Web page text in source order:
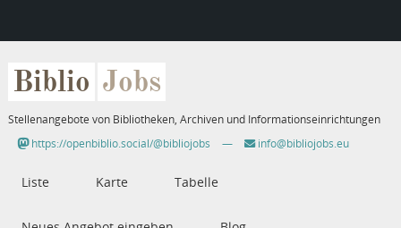
Biblio Jobs
Stellenangebote von Bibliotheken, Archiven und Informationseinrichtungen
https://openbiblio.social/@bibliojobs
— info@bibliojobs.eu
Liste Karte Tabelle